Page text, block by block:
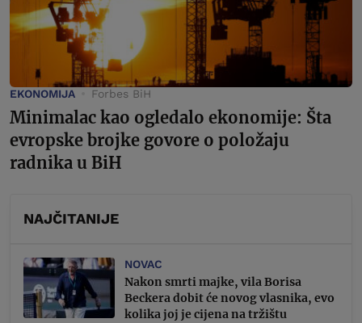
EKONOMIJA Forbes BiH
Minimalac kao ogledalo ekonomije: Šta
evropske brojke govore o položaju
radnika u BiH
NAJČITANIJE
NOVAC
Nakon smrti majke, vila Borisa
Beckera dobit će novog vlasnika, evo
kolika joj je cijena na tržištu